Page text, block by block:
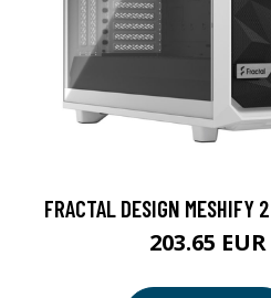
FRACTAL DESIGN MESHIFY
203.65 EUR